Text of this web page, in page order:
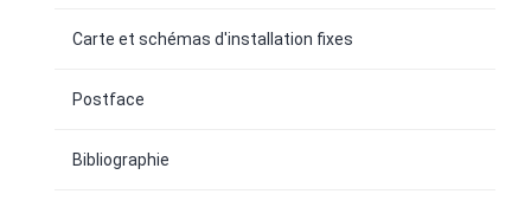
Carte et schémas d'installation fixes
Postface
Bibliographie